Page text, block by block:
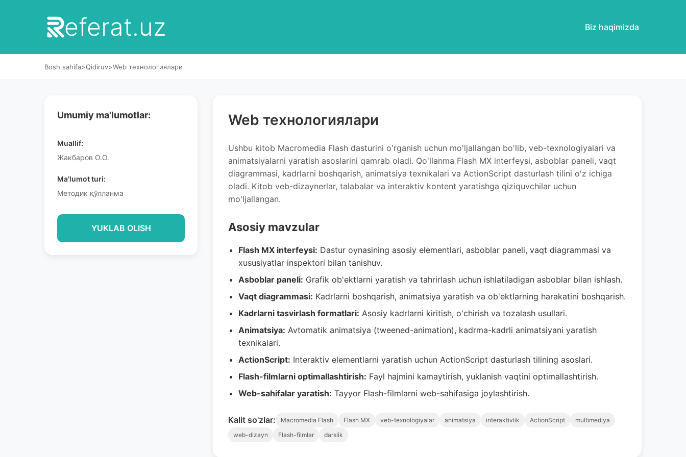
eferat.uz Biz haqimizda
Bosh sahifa>Qidiruv>Web технологиялари
Umumiy ma'lumotlar:
Muallif:
Жакбаров О.О.
Ma'lumot turi:
Методик қўлланма
YUKLAB OLISH
Web технологиялари
Ushbu kitob Macromedia Flash dasturini o'rganish uchun mo'ljallangan bo'lib, veb-texnologiyalari va
animatsiyalarni yaratish asoslarini qamrab oladi. Qo'llanma Flash MX interfeysi, asboblar paneli, vaqt
diagrammasi, kadrlarni boshqarish, animatsiya texnikalari va ActionScript dasturlash tilini o'z ichiga
oladi. Kitob veb-dizaynerlar, talabalar va interaktiv kontent yaratishga qiziquvchilar uchun
mo'ljallangan.
Asosiy mavzular
Flash MX interfeysi: Dastur oynasining asosiy elementlari, asboblar paneli, vaqt diagrammasi va
xususiyatlar inspektori bilan tanishuv.
Asboblar paneli: Grafik ob'ektlarni yaratish va tahrirlash uchun ishlatiladigan asboblar bilan ishlash.
Vaqt diagrammasi: Kadrlarni boshqarish, animatsiya yaratish va ob'ektlarning harakatini boshqarish.
Kadrlarni tasvirlash formatlari: Asosiy kadrlarni kiritish, o'chirish va tozalash usullari.
Animatsiya: Avtomatik animatsiya (tweened-animation), kadrma-kadrli animatsiyani yaratish
texnikalari.
ActionScript: Interaktiv elementlarni yaratish uchun ActionScript dasturlash tilining asoslari.
Flash-filmlarni optimallashtirish: Fayl hajmini kamaytirish, yuklanish vaqtini optimallashtirish.
Web-sahifalar yaratish: Tayyor Flash-filmlarni web-sahifasiga joylashtirish.
Kalit so'zlar: Macromedia Flash Flash MX veb-texnologiyalar animatsiya interaktivlik ActionScript
multimediya
web-dizayn
Flash-filmlar darslik